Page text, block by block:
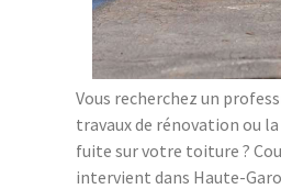
Vous recherchez un
travaux de rénovation ou
fuite sur votre toiture ?
intervient dans Haute-